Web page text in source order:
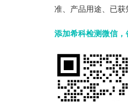
准、产品用途、已获
添加希科检测微信，